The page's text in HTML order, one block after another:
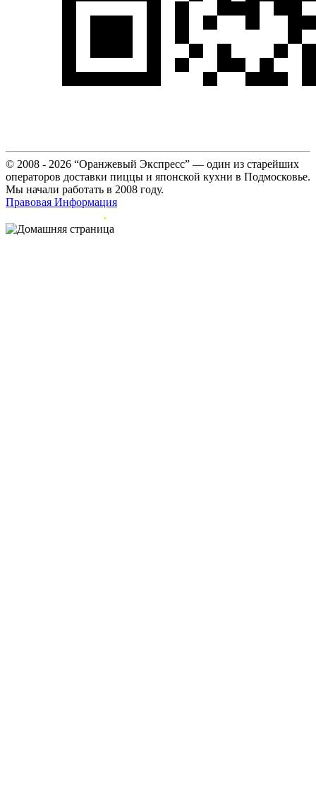
© 2008 - 2026 “Оранжевый Экспресс” — один из старейших
операторов доставки пиццы и японской кухни в Подмосковье.
Мы начали работать в 2008 году.
Правовая Информация